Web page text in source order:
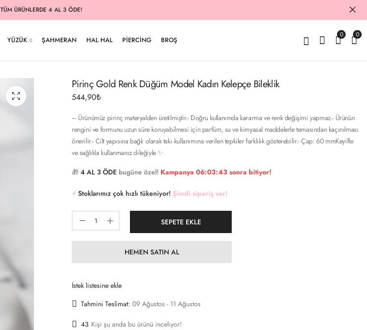
TÜM ÜRÜNLERDE 4 AL 3 ÖDE!
YÜZÜK ŞAHMERAN HAL HAL PIERCING BROŞ
0 0
Pirinç Gold Renk Düğüm Model Kadın Kelepçe Bileklik
544,90₺
– Ürünümüz pirinç materyalden üretilmiştir.- Doğru kullanımda kararma ve renk değişimi yapmaz.- Ürünün
rengini ve formunu uzun süre koruyabilmesi için parfüm, su ve kimyasal maddelerle temasından kaçınılması
önerilir.- Cilt yapısına bağlı olarak takı kullanımına verilen tepkiler farklılık gösterebilir.- Çap: 60 mmKeyifle
ve sağlıkla kullanmanız dileğiyle ✨
🎁 4 AL 3 ÖDE bugüne özel! Kampanya 06:03:42 sonra bitiyor!
⚡️ Stoklarımız çok hızlı tükeniyor! Şimdi sipariş ver!
SEPETE EKLE
HEMEN SATIN AL
İstek listesine ekle
Tahmini Teslimat: 09 Ağustos - 11 Ağustos
43 Kişi şu anda bu ürünü inceliyor!